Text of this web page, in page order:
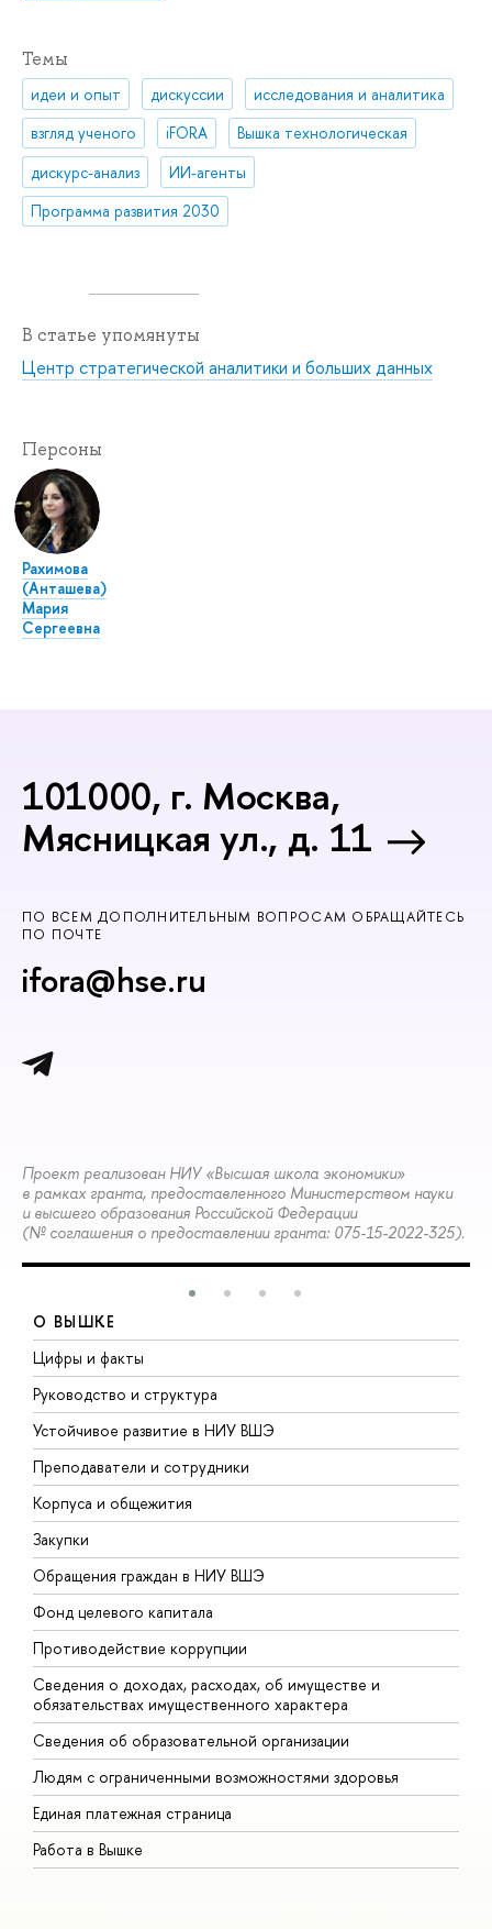
Темы
идеи и опыт дискуссии
исследования и аналитика
взгляд ученого
iFORA
Вышка технологическая
дискурс-анализ
ИИ-агенты
Программа развития 2030
В статье упомянуты
Центр стратегической аналитики и больших данных
Персоны
Рахимова
(Анташева)
Мария
Сергеевна
101000, г. Москва,
Мясницкая ул., д. 11
ПО ВСЕМ ДОПОЛНИТЕЛЬНЫМ ВОПРОСАМ ОБРАЩАЙТЕСЬ
ПО ПОЧТЕ
ifora@hse.ru
Проект реализован НИУ «Высшая школа экономики»
в рамках гранта, предоставленного Министерством науки
и высшего образования Российской Федерации
(№ соглашения о предоставлении гранта: 075-15-2022-325).
О ВЫШКЕ
Цифры и факты
Руководство и структура
Устойчивое развитие в НИУ ВШЭ
Преподаватели и сотрудники
Корпуса и общежития
Закупки
Обращения граждан в НИУ ВШЭ
Фонд целевого капитала
Противодействие коррупции
Сведения о доходах, расходах, об имуществе и
обязательствах имущественного характера
Сведения об образовательной организации
Людям с ограниченными возможностями здоровья
Единая платежная страница
Работа в Вышке